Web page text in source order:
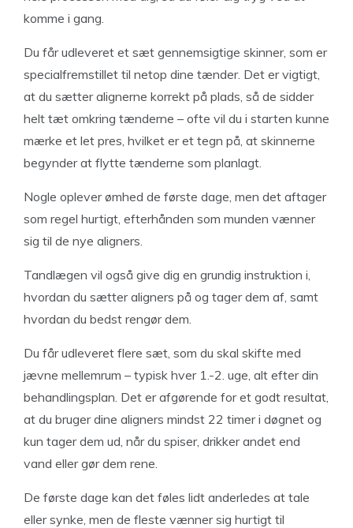
komme i gang.
Du får udleveret et sæt gennemsigtige skinner, som er
specialfremstillet til netop dine tænder. Det er vigtigt,
at du sætter alignerne korrekt på plads, så de sidder
helt tæt omkring tænderne – ofte vil du i starten kunne
mærke et let pres, hvilket er et tegn på, at skinnerne
begynder at flytte tænderne som planlagt.
Nogle oplever ømhed de første dage, men det aftager
som regel hurtigt, efterhånden som munden vænner
sig til de nye aligners.
Tandlægen vil også give dig en grundig instruktion i,
hvordan du sætter aligners på og tager dem af, samt
hvordan du bedst rengør dem.
Du får udleveret flere sæt, som du skal skifte med
jævne mellemrum – typisk hver 1.-2. uge, alt efter din
behandlingsplan. Det er afgørende for et godt resultat,
at du bruger dine aligners mindst 22 timer i døgnet og
kun tager dem ud, når du spiser, drikker andet end
vand eller gør dem rene.
De første dage kan det føles lidt anderledes at tale
eller synke, men de fleste vænner sig hurtigt til